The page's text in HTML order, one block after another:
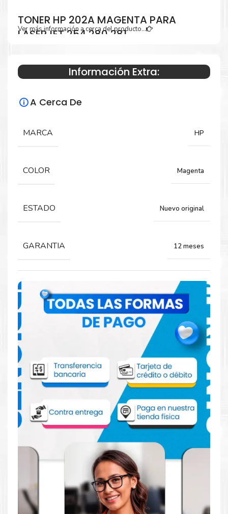
TONER HP 202A MAGENTA PARA
LASERJET 254 280 281
Especificaciones Técnicas
Para impresoras:
Rendimiento:
Comprar Toner HP 202A Magenta para
impresoras M254 M280 M281
Aprovecha nuestra experiencia y atención para adquirir tus
productos. Tenemos promociones todos los días. Escríbenos o
visítanos hoy para encontrar la solución perfecta para tu
impresoraHP, como la Toner HP 202A Magenta para
impresoras M254 M280 M281.
Dónde comprar Toner HP 202A Magenta
para impresoras M254 M280 M281 en
Lima o para provincia
Ver más información a cerca del producto...
Información Extra:
A Cerca De
MARCA HP
COLOR Magenta
ESTADO Nuevo original
GARANTIA 12 meses